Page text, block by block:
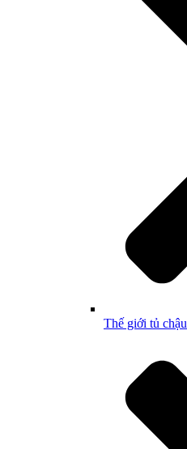
Thế giới tủ chậu